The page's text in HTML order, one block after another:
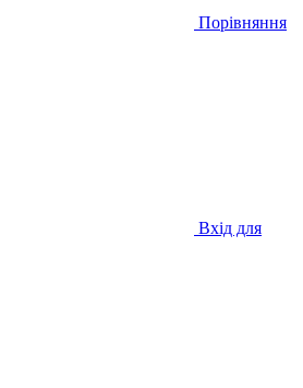
Порівняння
Вхід для